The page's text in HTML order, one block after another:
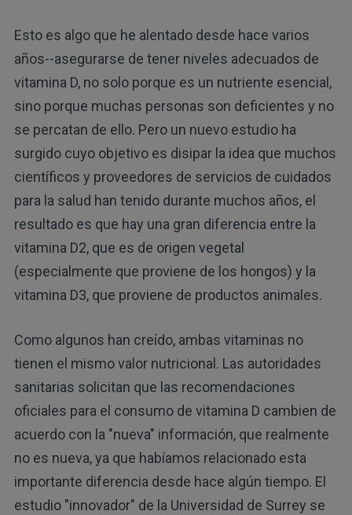
Esto es algo que he alentado desde hace varios
años--asegurarse de tener niveles adecuados de
vitamina D, no solo porque es un nutriente esencial,
sino porque muchas personas son deficientes y no
se percatan de ello. Pero un nuevo estudio ha
surgido cuyo objetivo es disipar la idea que muchos
científicos y proveedores de servicios de cuidados
para la salud han tenido durante muchos años, el
resultado es que hay una gran diferencia entre la
vitamina D2, que es de origen vegetal
(especialmente que proviene de los hongos) y la
vitamina D3, que proviene de productos animales.
Como algunos han creído, ambas vitaminas no
tienen el mismo valor nutricional. Las autoridades
sanitarias solicitan que las recomendaciones
oficiales para el consumo de vitamina D cambien de
acuerdo con la "nueva" información, que realmente
no es nueva, ya que habíamos relacionado esta
importante diferencia desde hace algún tiempo. El
estudio "innovador" de la Universidad de Surrey se